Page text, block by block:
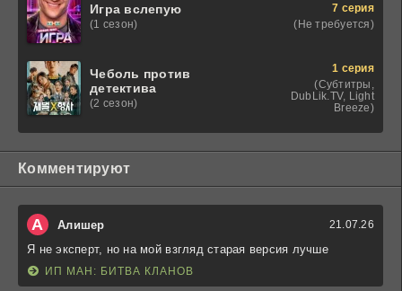
Игра вслепую
(1 сезон)
7 серия
(Не требуется)
Чеболь против
детектива
(2 сезон)
1 серия
(Субтитры,
DubLik.TV, Light
Breeze)
Комментируют
А Алишер 21.07.26
Я не эксперт, но на мой взгляд старая версия лучше
ИП МАН: БИТВА КЛАНОВ